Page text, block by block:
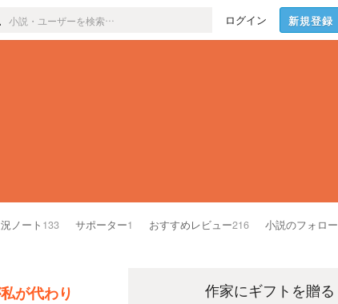
ログイン 新規登録
ノート 133 サポーター1 おすすめレビュー216 小説のフォロー
が代わり
作家にギフトを贈る